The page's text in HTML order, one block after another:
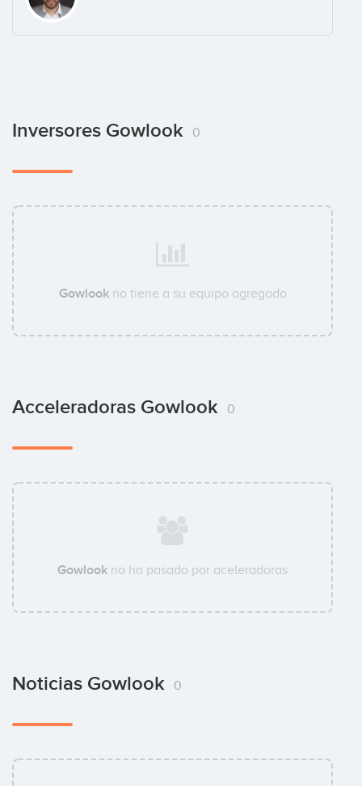
Inversores Gowlook 0
Gowlookno tiene a su equipo agregado
Acceleradoras Gowlook 0
Gowlook no ha pasado por aceleradoras
Noticias Gowlook 0